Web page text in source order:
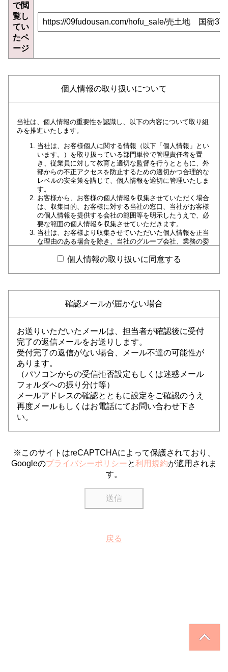
で閲
覧し
てい
たペ
ージ
個人情報の取り扱いについて
当社は、個人情報の重要性を認識し、以下の内容について取り組
みを推進いたします。
当社は、お客様個人に関する情報（以下「個人情報」とい
います。）を取り扱っている部門単位で管理責任者を置
き、従業員に対して教育と適切な監督を行うとともに、外
部からの不正アクセスを防止するための適切かつ合理的な
レベルの安全策を講じて、個人情報を適切に管理いたしま
す。
お客様から、お客様の個人情報を収集させていただく場合
は、収集目的、お客様に対する当社の窓口、当社がお客様
の個人情報を提供する会社の範囲等を明示したうえで、必
要な範囲の個人情報を収集させていただきます。
当社は、お客様より収集させていただいた個人情報を正当
な理由のある場合を除き、当社のグループ会社、業務の委
客様に有益と思われる商品情報、各種サービス情報をダイ
当社にお申し出いただければ、このような印刷物の発送や
お客様自身が個人情報の開示、訂正、削除等を希望される
場合には、当社所定の手続きでご請求いただければ、合理
的な範囲で速やかに対応させていただきます。
当社は、当社が保有する個人情報に関して適用される日本
の法令、規範を遵守するとともに、上記各項における取り
組みを適宜見直し、改善していきます。
以上、個人情報保護方針に関するお問い合わせは、当社カードセ
ンターまでご連絡ください。
株式会社丸久 カードセンター TEL 0835-25-0909（9:00～18：
00）
個人情報の取り扱いに同意する
確認メールが届かない場合
お送りいただいたメールは、担当者が確認後に受付
完了の返信メールをお送りします。
受付完了の返信がない場合、メール不達の可能性が
あります。
（パソコンからの受信拒否設定もしくは迷惑メール
フォルダへの振り分け等）
メールアドレスの確認とともに設定をご確認のうえ
再度メールもしくはお電話にてお問い合わせ下さ
い。
※このサイトはreCAPTCHAによって保護されており、
Googleのプライバシーポリシーと利用規約が適用されま
す。
戻る